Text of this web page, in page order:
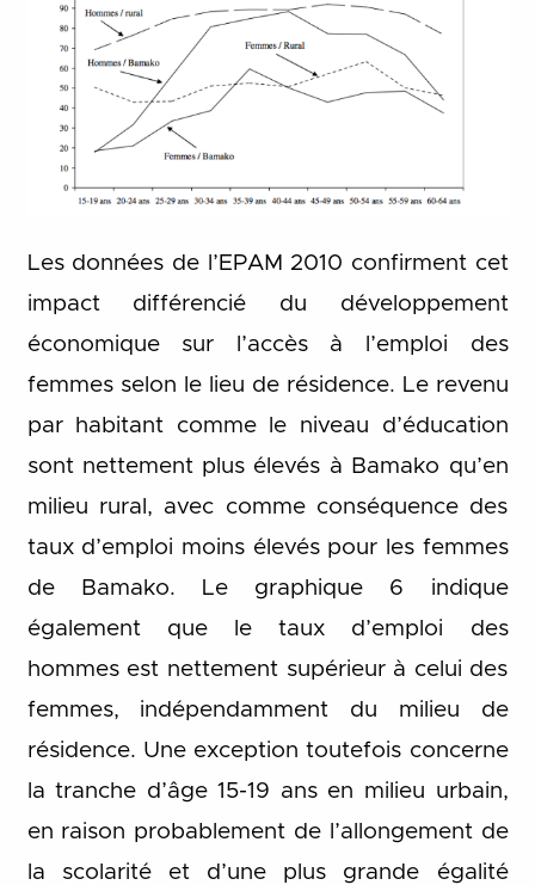
Les données de l’EPAM 2010 confirment cet
impact différencié du développement
économique sur l’accès à l’emploi des
femmes selon le lieu de résidence. Le revenu
par habitant comme le niveau d’éducation
sont nettement plus élevés à Bamako qu’en
milieu rural, avec comme conséquence des
taux d’emploi moins élevés pour les femmes
de Bamako. Le graphique 6 indique
également que le taux d’emploi des
hommes est nettement supérieur à celui des
femmes, indépendamment du milieu de
résidence. Une exception toutefois concerne
la tranche d’âge 15-19 ans en milieu urbain,
en raison probablement de l’allongement de
la scolarité et d’une plus grande égalité